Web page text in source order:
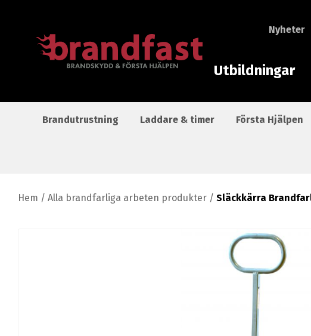
Nyheter
Utbildningar
Brandutrustning Laddare & timer Första Hjälpen
Hem / Alla brandfarliga arbeten produkter / Släckkärra